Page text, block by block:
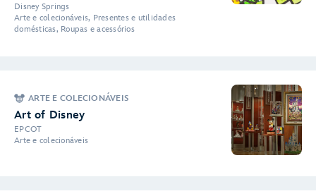
Disney Springs
Arte e colecionáveis, Presentes e utilidades
domésticas, Roupas e acessórios
ARTE E COLECIONÁVEIS
Art of Disney
EPCOT
Arte e colecionáveis